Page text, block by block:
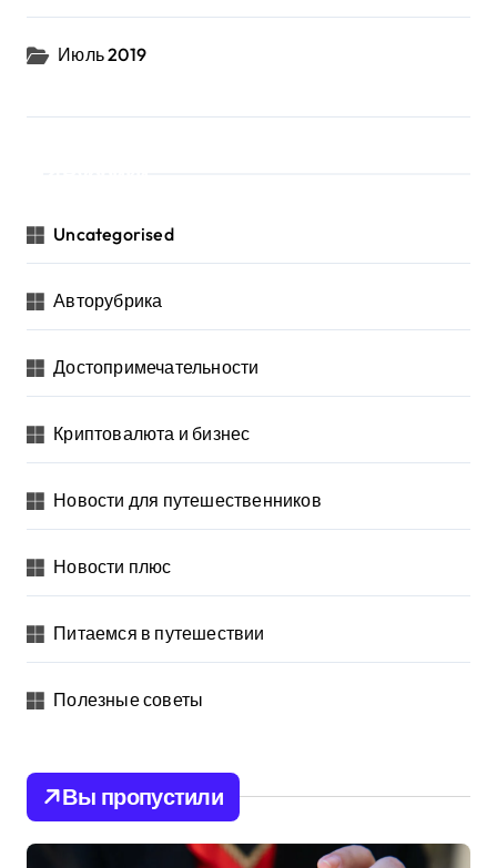
Июль 2019
Uncategorised
Авторубрика
Достопримечательности
Криптовалюта и бизнес
Новости для путешественников
Новости плюс
Питаемся в путешествии
Полезные советы
Вы пропустили